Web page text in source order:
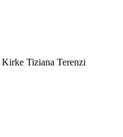
Kirke Tiziana Terenzi